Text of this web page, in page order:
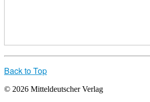
Back to Top
© 2026 Mitteldeutscher Verlag